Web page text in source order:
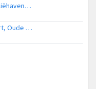
Lifeliner 1 naar Nieuwveen, Australiëhavenweg
Lifeliner 1 naar Amsterdam Heliport, Oude Boezemkade